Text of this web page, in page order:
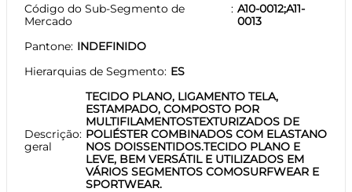
Código do Sub-Segmento de
Mercado
A10-0012;A11-
0013
Pantone INDEFINIDO
Hierarquias de Segmento ES
Descrição
geral
TECIDO PLANO, LIGAMENTO TELA,
ESTAMPADO, COMPOSTO POR
MULTIFILAMENTOSTEXTURIZADOS DE
POLIÉSTER COMBINADOS COM ELASTANO
NOS DOISSENTIDOS.TECIDO PLANO E
LEVE, BEM VERSÁTIL E UTILIZADOS EM
VÁRIOS SEGMENTOS COMOSURFWEAR E
SPORTWEAR.